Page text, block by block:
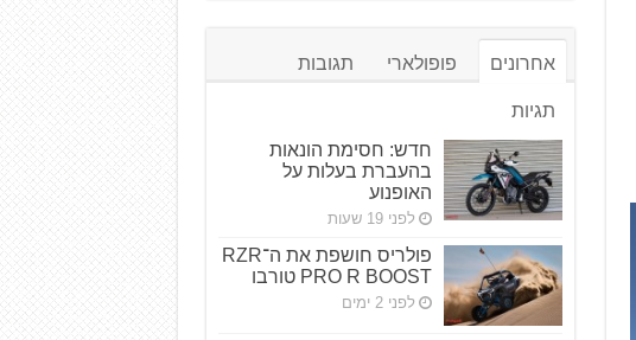
אחרונים פופולארי תגובות
תגיות
חדש: חסימת הונאות
בהעברת בעלות על
האופנוע
לפני 19 שעות
פולריס חושפת את ה־RZR
PRO R BOOST טורבו
לפני 2 ימים